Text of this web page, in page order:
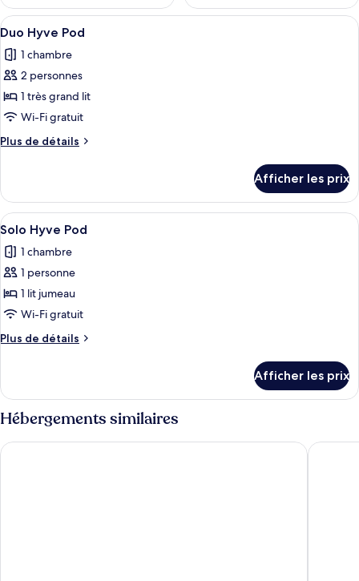
Afficher
toutes
les
photos
pour
ce
type
de
Duo
Hyve
Pod
Une chambre dotée de deux lits,
20
Duo Hyve Pod
1 chambre
2 personnes
1 très grand lit
Wi-Fi gratuit
Plus de détails
Plus
Duo
Hyve
Pod
Afficher les prix
Afficher
toutes
les
photos
pour
ce
type
de
Solo
Hyve
Pod
Une petite chambre à coucher
10
Solo Hyve Pod
1 chambre
1 personne
1 lit jumeau
Wi-Fi gratuit
Plus de détails
Plus
Solo
Hyve
Pod
Afficher les prix
Hébergements similaires
Leonardo Hotel Amsterdam Rembrandtpark